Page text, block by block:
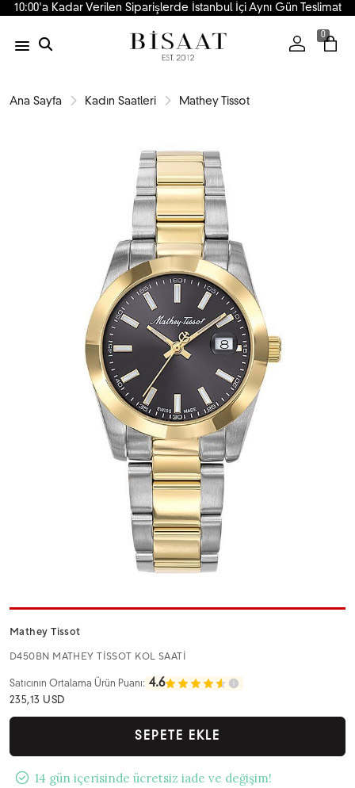
10:00'a Kadar Verilen Siparişlerde İstanbul İçi Aynı Gün Teslimat
0
Ana Sayfa Kadın Saatleri Mathey Tissot
Mathey Tissot
D450BN MATHEY TİSSOT KOL SAATİ
Satıcının Ortalama Ürün Puanı: 4.6
235,13 USD
SEPETE EKLE
14 gün içerisinde ücretsiz iade ve değişim!